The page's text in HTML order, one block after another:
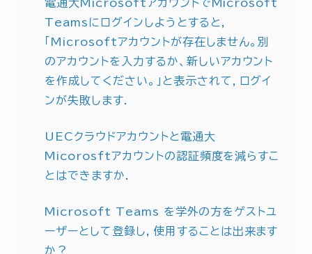
電通大MicrosoftアカウントでMicrosoft
Teamsにログインしようとすると，
「Microsoftアカウントが存在しません。別
のアカウントを入力するか、新しいアカウント
を作成してください。」と表示されて，ログイ
ンが失敗します．
UECクラウドアカウントと電通大
Micorosftアカウントの認証頻度を減らすこ
とはできますか．
Microsoft Teams を学外の方をゲストユ
ーザーとして登録し，使用することは出来ます
か？